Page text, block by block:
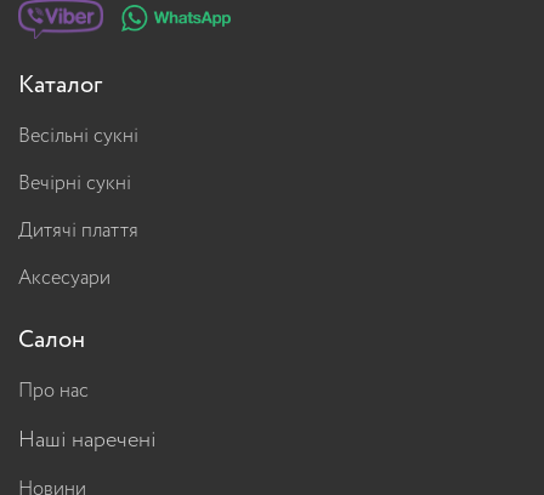
Каталог
Весільні сукні
Вечірні сукні
Дитячі плаття
Аксесуари
Салон
Про нас
Наші наречені
Новини